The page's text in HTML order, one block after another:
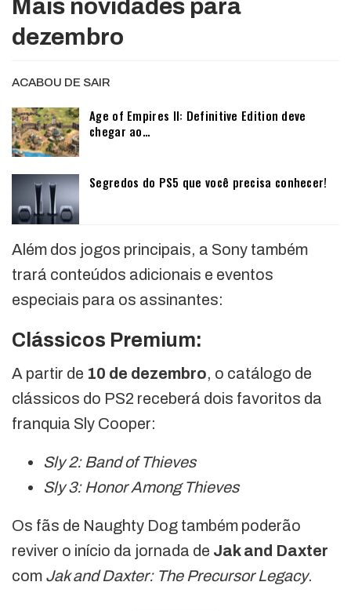
Mais novidades para
dezembro
ACABOU DE SAIR
Age of Empires II: Definitive Edition deve
chegar ao…
Segredos do PS5 que você precisa conhecer!
Além dos jogos principais, a Sony também
trará conteúdos adicionais e eventos
especiais para os assinantes:
Clássicos Premium:
A partir de 10 de dezembro, o catálogo de
clássicos do PS2 receberá dois favoritos da
franquia Sly Cooper:
Sly 2: Band of Thieves
Sly 3: Honor Among Thieves
Os fãs de Naughty Dog também poderão
reviver o início da jornada de Jak and Daxter
com Jak and Daxter: The Precursor Legacy.